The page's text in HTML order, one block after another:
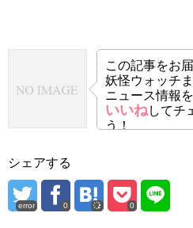
この記事をお
妖怪ウォッチ
ニュース情報を
いいねしてチ
う！
シェアする
error 0 0